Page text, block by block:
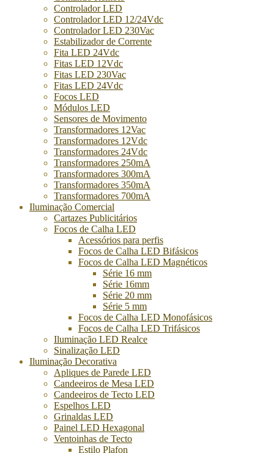
Controlador LED
Controlador LED 12/24Vdc
Controlador LED 230Vac
Estabilizador de Corrente
Fita LED 24Vdc
Fitas LED 12Vdc
Fitas LED 230Vac
Fitas LED 24Vdc
Focos LED
Módulos LED
Sensores de Movimento
Transformadores 12Vac
Transformadores 12Vdc
Transformadores 24Vdc
Transformadores 250mA
Transformadores 300mA
Transformadores 350mA
Transformadores 700mA
Iluminação Comercial
Cartazes Publicitários
Focos de Calha LED
Acessórios para perfis
Focos de Calha LED Bifásicos
Focos de Calha LED Magnéticos
Série 16 mm
Série 16mm
Série 20 mm
Série 5 mm
Focos de Calha LED Monofásicos
Focos de Calha LED Trifásicos
Iluminação LED Realce
Sinalização LED
Iluminação Decorativa
Apliques de Parede LED
Candeeiros de Mesa LED
Candeeiros de Tecto LED
Espelhos LED
Grinaldas LED
Painel LED Hexagonal
Ventoinhas de Tecto
Estilo Plafon